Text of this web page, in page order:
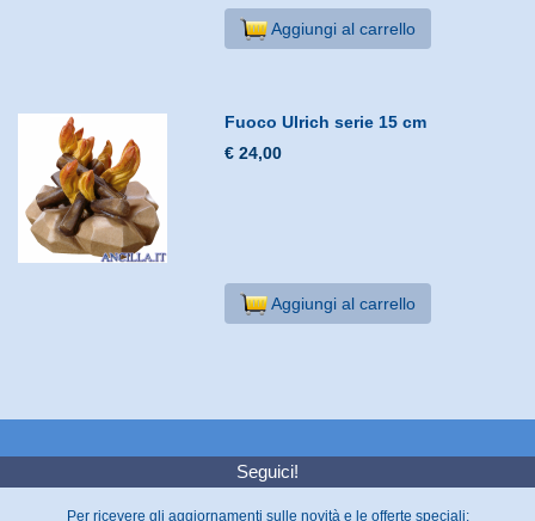
Aggiungi al carrello
Fuoco Ulrich serie 15 cm
€ 24,00
Aggiungi al carrello
Seguici!
Per ricevere gli aggiornamenti sulle novità e le offerte speciali: